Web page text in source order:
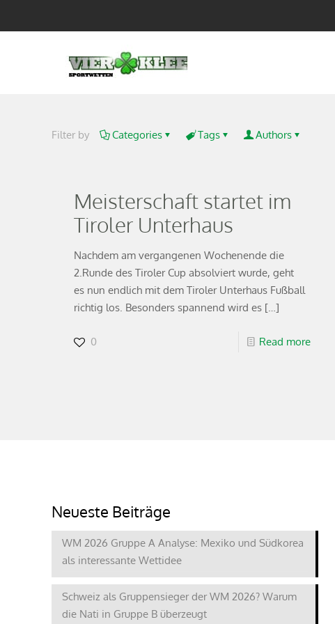
Filter by Categories Tags Authors
Meisterschaft startet im
Tiroler Unterhaus
Nachdem am vergangenen Wochenende die
2.Runde des Tiroler Cup absolviert wurde, geht
es nun endlich mit dem Tiroler Unterhaus Fußball
richtig los. Besonders spannend wird es[…]
0 Read more
Neueste Beiträge
WM 2026 Gruppe A Analyse: Mexiko und Südkorea
als interessante Wettidee
Schweiz als Gruppensieger der WM 2026? Warum
die Nati in Gruppe B überzeugt